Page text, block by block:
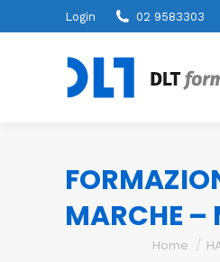
Login 02 9583303
MARCHE –
You are
Home